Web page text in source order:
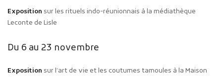
Exposition sur les rituels indo-réunionnais à la médiathèque
Leconte de Lisle
Du 6 au 23 novembre
Exposition sur l’art de vie et les coutumes tamoules à la Maison